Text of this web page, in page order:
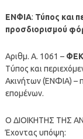
ΕΝΦΙΑ: Τύπος και
προσδιορισμού
Αριθμ. Α. 1061 – ΦΕΚ
Τύπος και
Ακινήτων (ΕΝΦΙΑ) –
επομένων.
Ο ΔΙΟΙΚΗΤΗΣ ΤΗΣ
Έχοντας υπόψη: